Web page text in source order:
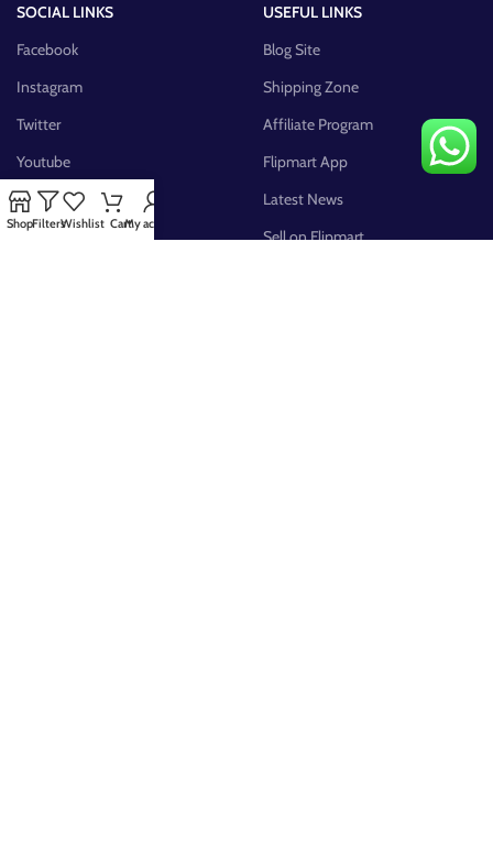
SOCIAL LINKS
Facebook
Instagram
Twitter
Youtube
Pinterest
FB Group
USEFUL LINKS
Blog Site
Shipping Zone
Affiliate Program
Flipmart App
Latest News
Sell on Flipmart
ShopFiltersWishlist CartMy account